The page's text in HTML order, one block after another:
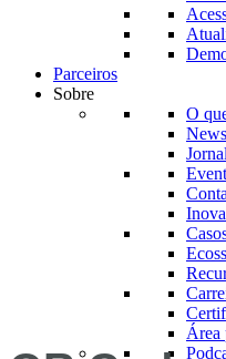
Parceiros
Sobre
O
Área